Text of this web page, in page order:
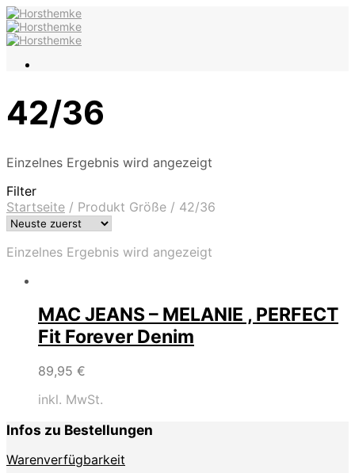
42/36
Einzelnes Ergebnis wird angezeigt
Filter
Startseite / Produkt Größe / 42/36
Einzelnes Ergebnis wird angezeigt
MAC JEANS – MELANIE , PERFECT
Fit Forever Denim
89,95 €
inkl. MwSt.
Infos zu Bestellungen
Warenverfügbarkeit